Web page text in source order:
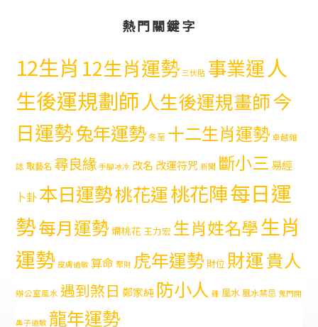
熱門關鍵字
12生肖 12生肖運勢 三伏貼 事業運人
生後運規劃師 人生後運規畫師今
日運勢兔年運勢冬至 十二生肖運勢 卓越雜
誌 取藝名 尋良緣 手腳冰冷 改名 改運符咒 新聞 斷小三易經
卜卦本日運勢桃花運桃花陣每日運
勢每月運勢 爛桃花 王力宏 生肖姓名學生肖
運勢 皮膚過敏 算命 聚財 虎年運勢 財位 財運貴人
辦公室風水 遇到煞日 鄭家純 防小人 雞 風水 風水禁忌 鬼門開
鼻子過敏 龍年運勢